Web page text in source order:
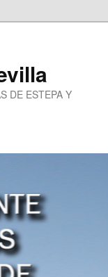
DE ESTEPA Y